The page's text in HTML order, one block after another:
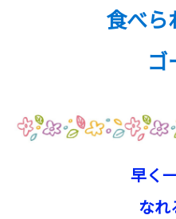
食べら
ゴ
早く
なれ